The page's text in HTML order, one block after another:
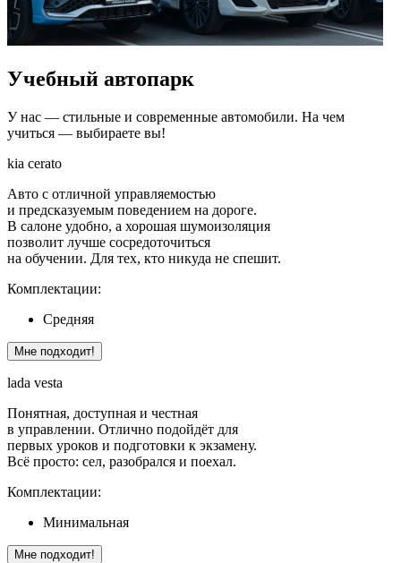
Учебный автопарк
У нас — стильные и современные автомобили. На чем
учиться — выбираете вы!
kia cerato
Авто с отличной управляемостью
и предсказуемым поведением на дороге.
В салоне удобно, а хорошая шумоизоляция
позволит лучше сосредоточиться
на обучении. Для тех, кто никуда не спешит.
Комплектации:
Средняя
Мне подходит!
lada vesta
Понятная, доступная и честная
в управлении. Отлично подойдёт для
первых уроков и подготовки к экзамену.
Всё просто: сел, разобрался и поехал.
Комплектации:
Минимальная
Мне подходит!